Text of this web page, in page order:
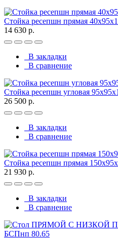
Стойка ресепшн прямая
14 630 р.
В закладки
В сравнение
Стойка ресепшн угловая
26 500 р.
В закладки
В сравнение
Стойка ресепшн прямая
21 930 р.
В закладки
В сравнение